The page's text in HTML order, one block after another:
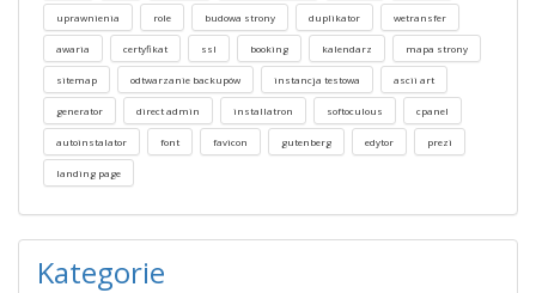
uprawnienia role budowa strony duplikator wetransfer
awaria certyfikat ssl booking kalendarz mapa strony
sitemap odtwarzanie backupów instancja testowa ascii art
generator direct admin installatron softoculous cpanel
autoinstalator font favicon gutenberg edytor prezi
landing page
Kategorie